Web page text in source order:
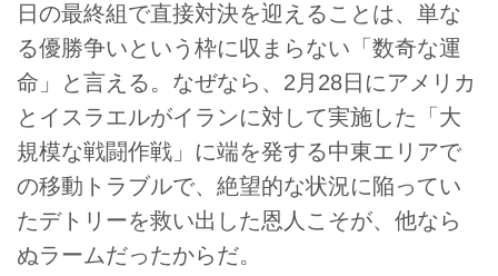
日の最終組で直接対決を迎えることは、単な
る優勝争いという枠に収まらない「数奇な運
命」と言える。なぜなら、2月28日にアメリカ
とイスラエルがイランに対して実施した「大
規模な戦闘作戦」に端を発する中東エリアで
の移動トラブルで、絶望的な状況に陥ってい
たデトリーを救い出した恩人こそが、他なら
ぬラームだったからだ。